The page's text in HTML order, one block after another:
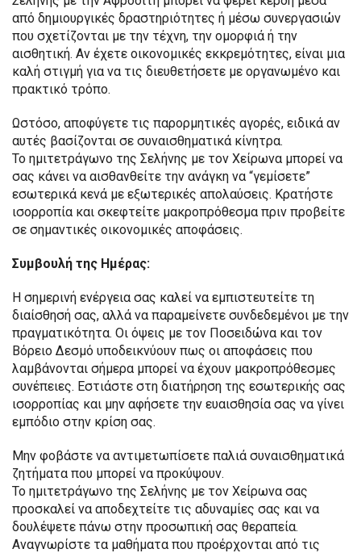
από δημιουργικές δραστηριότητες ή μέσω συνεργασιών
που σχετίζονται με την τέχνη, την ομορφιά ή την
αισθητική. Αν έχετε οικονομικές εκκρεμότητες, είναι μια
καλή στιγμή για να τις διευθετήσετε με οργανωμένο και
πρακτικό τρόπο.
Ωστόσο, αποφύγετε τις παρορμητικές αγορές, ειδικά αν
αυτές βασίζονται σε συναισθηματικά κίνητρα.
Το ημιτετράγωνο της Σελήνης με τον Χείρωνα μπορεί να
σας κάνει να αισθανθείτε την ανάγκη να “γεμίσετε”
εσωτερικά κενά με εξωτερικές απολαύσεις. Κρατήστε
ισορροπία και σκεφτείτε μακροπρόθεσμα πριν προβείτε
σε σημαντικές οικονομικές αποφάσεις.
Συμβουλή της Ημέρας:
Η σημερινή ενέργεια σας καλεί να εμπιστευτείτε τη
διαίσθησή σας, αλλά να παραμείνετε συνδεδεμένοι με την
πραγματικότητα. Οι όψεις με τον Ποσειδώνα και τον
Βόρειο Δεσμό υποδεικνύουν πως οι αποφάσεις που
λαμβάνονται σήμερα μπορεί να έχουν μακροπρόθεσμες
συνέπειες. Εστιάστε στη διατήρηση της εσωτερικής σας
ισορροπίας και μην αφήσετε την ευαισθησία σας να γίνει
εμπόδιο στην κρίση σας.
Μην φοβάστε να αντιμετωπίσετε παλιά συναισθηματικά
ζητήματα που μπορεί να προκύψουν.
Το ημιτετράγωνο της Σελήνης με τον Χείρωνα σας
προσκαλεί να αποδεχτείτε τις αδυναμίες σας και να
δουλέψετε πάνω στην προσωπική σας θεραπεία.
Αναγνωρίστε τα μαθήματα που προέρχονται από τις